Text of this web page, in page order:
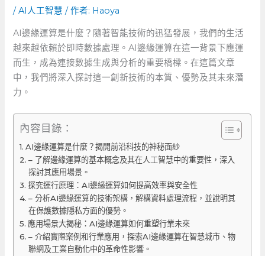
/AI人工智慧 / 作者: Haoya
AI邊緣運算是什麼？隨著智能技術的迅猛發展，我們的生活
越來越依賴於即時數據處理。AI邊緣運算在這一背景下應運
而生，成為連接數據生成與分析的重要橋樑。在這篇文章
中，我們將深入探討這一創新技術的本質、優勢及其未來潛
力。
內容目錄：
AI邊緣運算是什麼？揭開前沿科技的神秘面紗
– 了解邊緣運算的基本概念及其在人工智慧中的重要性，深入
探討其應用場景。
探究運行原理：AI邊緣運算如何提高效率與安全性
– 分析AI邊緣運算的技術架構，解構資料處理流程，並說明其
在保護數據隱私方面的優勢。
應用場景大揭秘：AI邊緣運算如何重塑行業未來
– 介紹實際案例和行業應用，探索AI邊緣運算在智慧城市、物
聯網及工業自動化中的革命性影響。